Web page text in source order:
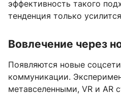
эффективность такого
тенденция только
Вовлечение через
Появляются новые
коммуникации.
метавселенными, VR и AR